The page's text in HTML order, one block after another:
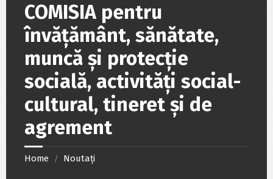
COMISIA pentru
învățământ, sănătate,
muncă și protecție
socială, activități social-
cultural, tineret și de
agrement
Home / Noutați